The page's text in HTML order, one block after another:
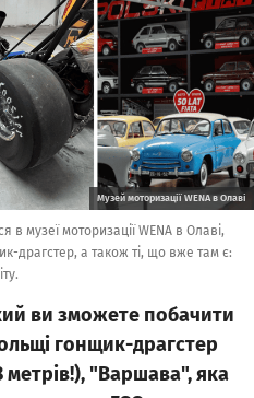
Музей моторизації WENA в Олаві
в музеї моторизації WENA в Олаві,
драгстер, а також ті, що вже там є:
ви зможете побачити
гонщик-драгстер
"Варшава", яка